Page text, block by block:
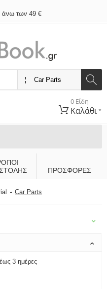
άνω των 49 €
0 Είδη
Καλάθι
ΠΡΟΣΦΟΡΕΣ
Car Parts
3 ημέρες